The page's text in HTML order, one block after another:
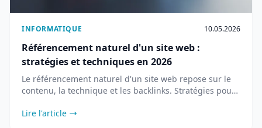
INFORMATIQUE 10.05.2026
Référencement naturel d'un site web :
stratégies et techniques en 2026
Le référencement naturel d'un site web repose sur le
contenu, la technique et les backlinks. Stratégies pour
Lire l'article